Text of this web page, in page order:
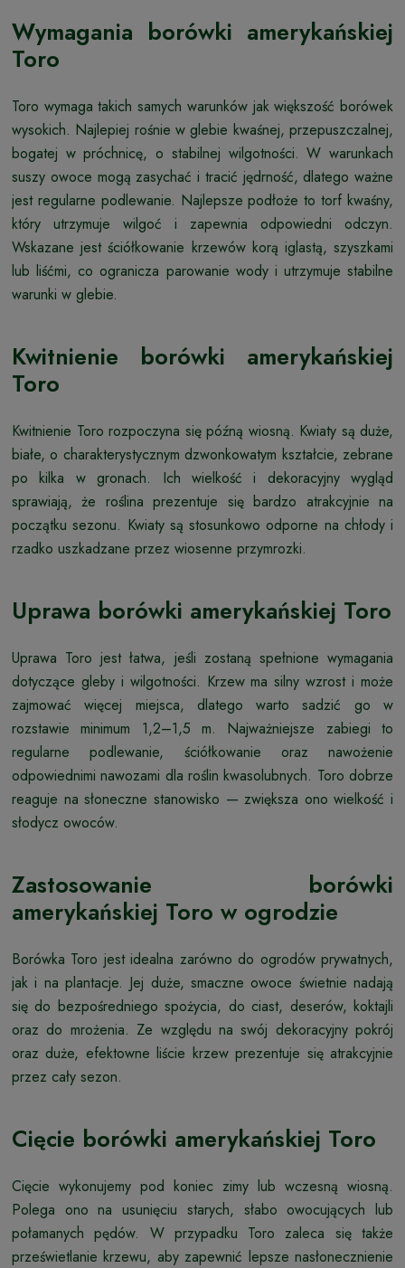
Wymagania borówki amerykańskiej
Toro
Toro wymaga takich samych warunków jak większość borówek
wysokich. Najlepiej rośnie w glebie kwaśnej, przepuszczalnej,
bogatej w próchnicę, o stabilnej wilgotności. W warunkach
suszy owoce mogą zasychać i tracić jędrność, dlatego ważne
jest regularne podlewanie. Najlepsze podłoże to torf kwaśny,
który utrzymuje wilgoć i zapewnia odpowiedni odczyn.
Wskazane jest ściółkowanie krzewów korą iglastą, szyszkami
lub liśćmi, co ogranicza parowanie wody i utrzymuje stabilne
warunki w glebie.
Kwitnienie borówki amerykańskiej
Toro
Kwitnienie Toro rozpoczyna się późną wiosną. Kwiaty są duże,
białe, o charakterystycznym dzwonkowatym kształcie, zebrane
po kilka w gronach. Ich wielkość i dekoracyjny wygląd
sprawiają, że roślina prezentuje się bardzo atrakcyjnie na
początku sezonu. Kwiaty są stosunkowo odporne na chłody i
rzadko uszkadzane przez wiosenne przymrozki.
Uprawa borówki amerykańskiej Toro
Uprawa Toro jest łatwa, jeśli zostaną spełnione wymagania
dotyczące gleby i wilgotności. Krzew ma silny wzrost i może
zajmować więcej miejsca, dlatego warto sadzić go w
rozstawie minimum 1,2–1,5 m. Najważniejsze zabiegi to
regularne podlewanie, ściółkowanie oraz nawożenie
odpowiednimi nawozami dla roślin kwasolubnych. Toro dobrze
reaguje na słoneczne stanowisko — zwiększa ono wielkość i
słodycz owoców.
Zastosowanie borówki
amerykańskiej Toro w ogrodzie
Borówka Toro jest idealna zarówno do ogrodów prywatnych,
jak i na plantacje. Jej duże, smaczne owoce świetnie nadają
się do bezpośredniego spożycia, do ciast, deserów, koktajli
oraz do mrożenia. Ze względu na swój dekoracyjny pokrój
oraz duże, efektowne liście krzew prezentuje się atrakcyjnie
przez cały sezon.
Cięcie borówki amerykańskiej Toro
Cięcie wykonujemy pod koniec zimy lub wczesną wiosną.
Polega ono na usunięciu starych, słabo owocujących lub
połamanych pędów. W przypadku Toro zaleca się także
prześwietlanie krzewu, aby zapewnić lepsze nasłonecznienie